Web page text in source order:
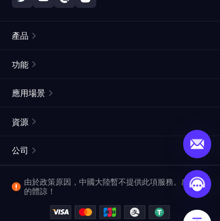
產品
靜態住宅代理
網頁擷取 API
視頻下載 API
功能
ISP代理
ProxySite
應用場景
市場研究
爬行和索引
查看所有使用案例
資源
常見問題解答
位置
公司
企業服務
反洗錢合規計劃
由於政策原因，中國大陸暫不提供此項服務。感謝您
的體諒！